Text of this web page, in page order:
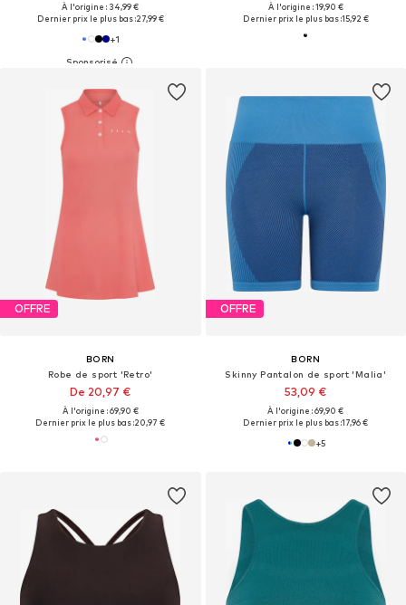
À l'origine : 34,99 €
Dernier prix le plus bas :27,99 €
+1
À l'origine : 19,90 €
Dernier prix le plus bas :15,92 €
OFFRE
BORN
Robe de sport 'Retro'
De 20,97 €
À l'origine : 69,90 €
Dernier prix le plus bas :20,97 €
OFFRE
BORN
Skinny Pantalon de sport 'Malia'
53,09 €
À l'origine : 69,90 €
Dernier prix le plus bas :17,96 €
+5